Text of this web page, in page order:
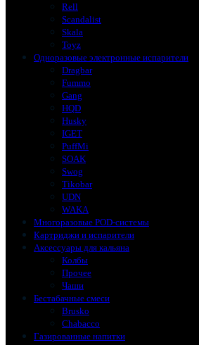
Rell
Scandalist
Skala
Toyz
Одноразовые электронные испарители
Dragbar
Fummo
Gang
HQD
Husky
IGET
PuffMi
SOAK
Swog
Tikobar
UDN
WAKA
Многоразовые POD-системы
Картриджи и испарители
Аксессуары для кальяна
Колбы
Прочее
Чаши
Бестабачные смеси
Brusko
Chabacco
Газированные напитки